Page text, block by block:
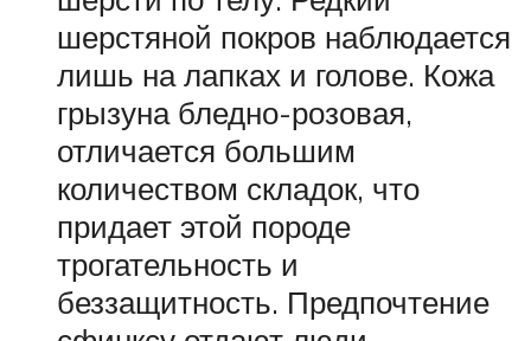
шерстяной покров наблюдается
лишь на лапках и голове. Кожа
грызуна бледно-розовая,
отличается большим
количеством складок, что
придает этой породе
трогательность и
беззащитность. Предпочтение